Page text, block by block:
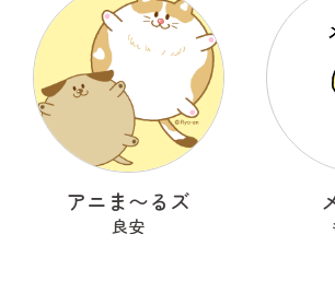
アニま〜るズ
良安